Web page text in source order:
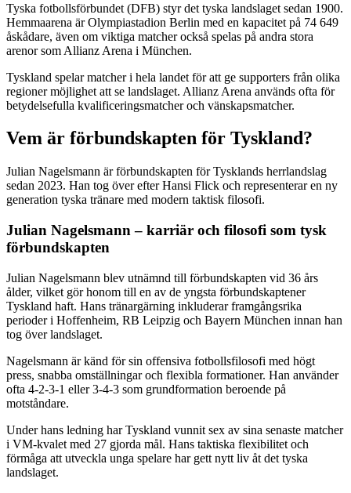
Tyska fotbollsförbundet (DFB) styr det tyska landslaget sedan 1900.
Hemmaarena är Olympiastadion Berlin med en kapacitet på 74 649
åskådare, även om viktiga matcher också spelas på andra stora
arenor som Allianz Arena i München.
Tyskland spelar matcher i hela landet för att ge supporters från olika
regioner möjlighet att se landslaget. Allianz Arena används ofta för
betydelsefulla kvalificeringsmatcher och vänskapsmatcher.
Vem är förbundskapten för Tyskland?
Julian Nagelsmann är förbundskapten för Tysklands herrlandslag
sedan 2023. Han tog över efter Hansi Flick och representerar en ny
generation tyska tränare med modern taktisk filosofi.
Julian Nagelsmann – karriär och filosofi som tysk
förbundskapten
Julian Nagelsmann blev utnämnd till förbundskapten vid 36 års
ålder, vilket gör honom till en av de yngsta förbundskaptener
Tyskland haft. Hans tränargärning inkluderar framgångsrika
perioder i Hoffenheim, RB Leipzig och Bayern München innan han
tog över landslaget.
Nagelsmann är känd för sin offensiva fotbollsfilosofi med högt
press, snabba omställningar och flexibla formationer. Han använder
ofta 4-2-3-1 eller 3-4-3 som grundformation beroende på
motståndare.
Under hans ledning har Tyskland vunnit sex av sina senaste matcher
i VM-kvalet med 27 gjorda mål. Hans taktiska flexibilitet och
förmåga att utveckla unga spelare har gett nytt liv åt det tyska
landslaget.